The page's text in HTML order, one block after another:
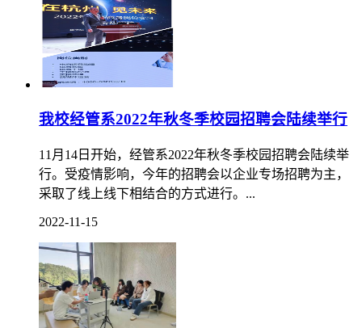
我校经管系2022年秋冬季校园招聘会陆续举行
11月14日开始，经管系2022年秋冬季校园招聘会陆续举
行。受疫情影响，今年的招聘会以企业专场招聘为主，
采取了线上线下相结合的方式进行。...
2022-11-15